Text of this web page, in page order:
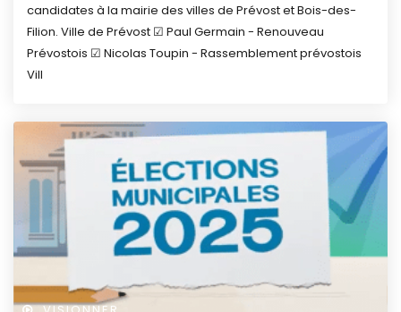
candidates à la mairie des villes de Prévost et Bois-des-
Filion. Ville de Prévost ☑ Paul Germain - Renouveau
Prévostois ☑ Nicolas Toupin - Rassemblement prévostois
Vill